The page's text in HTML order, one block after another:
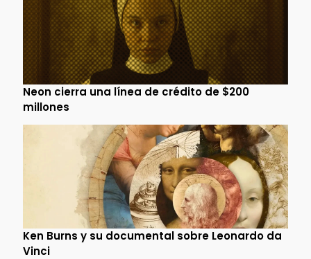
Neon cierra una línea de crédito de $200
millones
Ken Burns y su documental sobre Leonardo da
Vinci